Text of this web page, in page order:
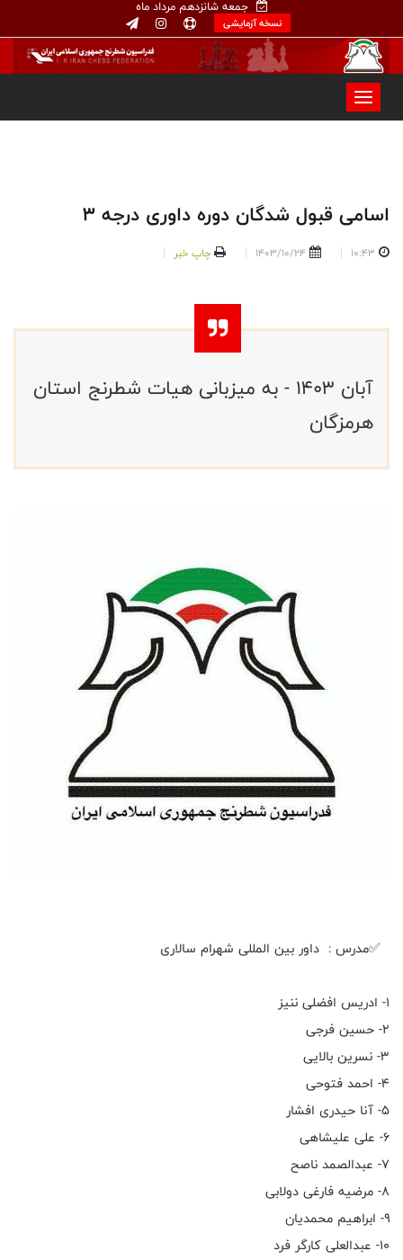
جمعه شانزدهم مرداد ماه
نسخه آزمایشی
اسامی قبول شدگان دوره داوری درجه ۳
10:43
1403/10/24 چاپ خبر
آبان ۱۴۰۳ - به میزبانی هیات شطرنج استان
هرمزگان
✅مدرس : داور بین المللی شهرام سالاری
۱- ادریس افضلی ننیز
۲- حسین فرجی
۳- نسرین بالایی
۴- احمد فتوحی
۵- آنا حیدری افشار
۶- علی علیشاهی
۷- عبدالصمد ناصح
۸- مرضیه فارغی دولابی
۹- ابراهیم محمدیان
۱۰- عبدالعلی کارگر فرد